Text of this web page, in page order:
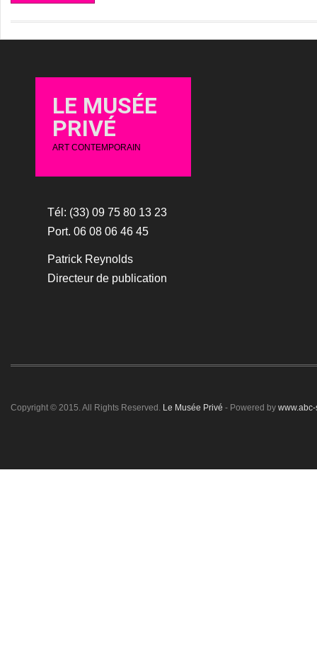
LE MUSÉE
PRIVÉ
ART CONTEMPORAIN
Tél: (33) 09 75 80 13 23
Port. 06 08 06 46 45
Patrick Reynolds
Directeur de publication
Copyright © 2015. All Rights Reserved. Le Musée Privé - Powered by